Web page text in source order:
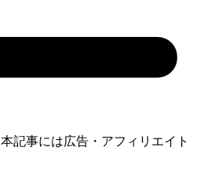
本記事には広告・アフィリエイト